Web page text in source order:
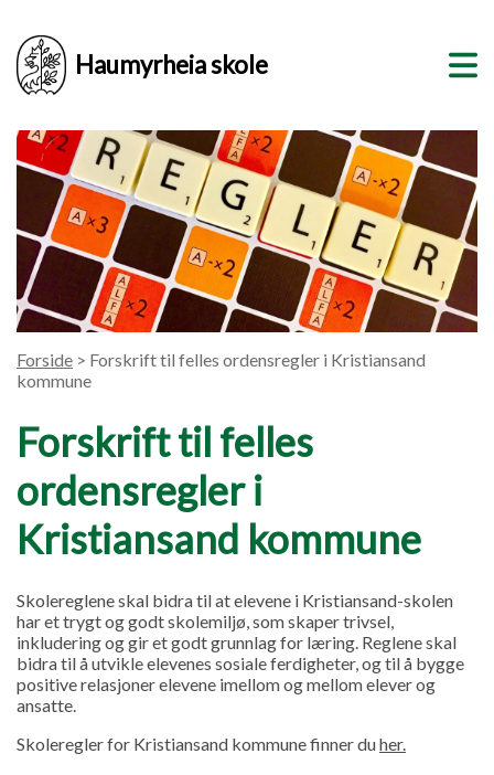
Haumyrheia skole
Forside > Forskrift til felles ordensregler i Kristiansand
kommune
Forskrift til felles
ordensregler i
Kristiansand kommune
Skolereglene skal bidra til at elevene i Kristiansand-skolen
har et trygt og godt skolemiljø, som skaper trivsel,
inkludering og gir et godt grunnlag for læring. Reglene skal
bidra til å utvikle elevenes sosiale ferdigheter, og til å bygge
positive relasjoner elevene imellom og mellom elever og
ansatte.
Skoleregler for Kristiansand kommune finner duher.